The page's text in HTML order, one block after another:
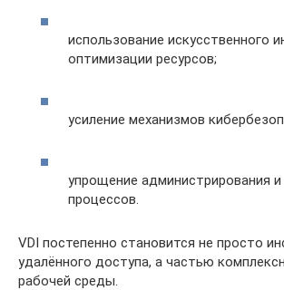
использование искусственного
оптимизации ресурсов;
усиление механизмов
упрощение администрирования
процессов.
VDI постепенно становится не просто
удалённого доступа, а частью
рабочей среды.